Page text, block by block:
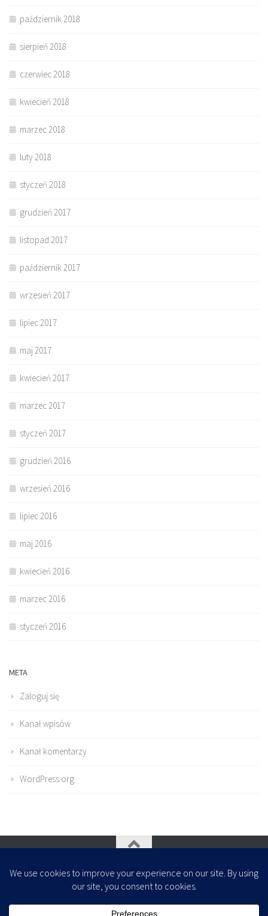
październik 2018
sierpień 2018
czerwiec 2018
kwiecień 2018
marzec 2018
luty 2018
styczeń 2018
grudzień 2017
listopad 2017
październik 2017
wrzesień 2017
lipiec 2017
maj 2017
kwiecień 2017
marzec 2017
styczeń 2017
grudzień 2016
wrzesień 2016
lipiec 2016
maj 2016
kwiecień 2016
marzec 2016
styczeń 2016
META
Zaloguj się
Kanał wpisów
Kanał komentarzy
WordPress.org